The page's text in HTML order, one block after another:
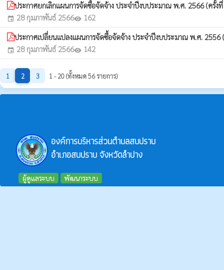
ประกาศยกเลิกแผนการจัดซื้อจัดจ้าง ประจำปีงบประมาณ พ.ศ. 2566 (ครั้ง
event 28 กุมภาพันธ์ 2566visibility 162
ประกาศเปลี่ยนแปลงแผนการจัดซื้อจัดจ้าง ประจำปีงบประมาณ พ.ศ. 2556
event 28 กุมภาพันธ์ 2566visibility 142
1 2 3 1 - 20 (ทั้งหมด 56 รายการ)
องค์การบริหารส่วนตำบลสบปราบ
อำเภอสบปราบ จังหวัดลำปาง
ผู้ดูแลระบบ พัฒนาระบบ